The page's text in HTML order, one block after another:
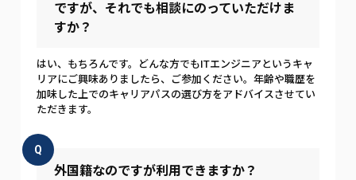
ですが、それでも相談にのっていただけま
すか？
はい、もちろんです。どんな方でもITエンジニアというキャ
リアにご興味ありましたら、ご参加ください。年齢や職歴を
加味した上でのキャリアパスの選び方をアドバイスさせてい
ただきます。
Q
外国籍なのですが利用できますか？